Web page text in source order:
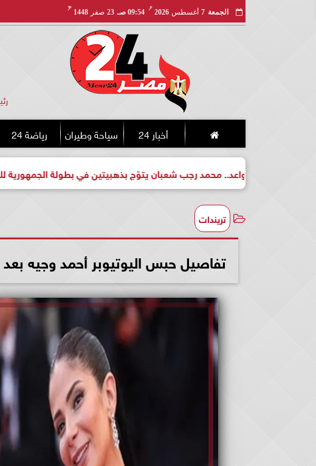
الجمعة 7 أغسطس 2026
مـ
09:54 صـ 23 صفر 1448
هـ
أخبار 24 سياحة وطيران رياضة 24
واعد.. محمد رجب شعبان يتوّج بذهبيتين في بطولة الجمهورية للكيك بوكسينج
تريندات
تفاصيل حبس اليوتيوبر أحمد وجيه